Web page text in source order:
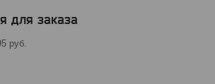
для заказа
руб.